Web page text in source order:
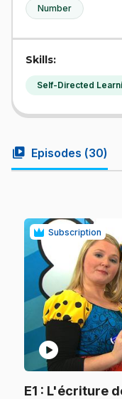
Number
Skills:
Self-Directed
video_library Episodes (30)
Subscription
play_circle
E1 : L'écriture